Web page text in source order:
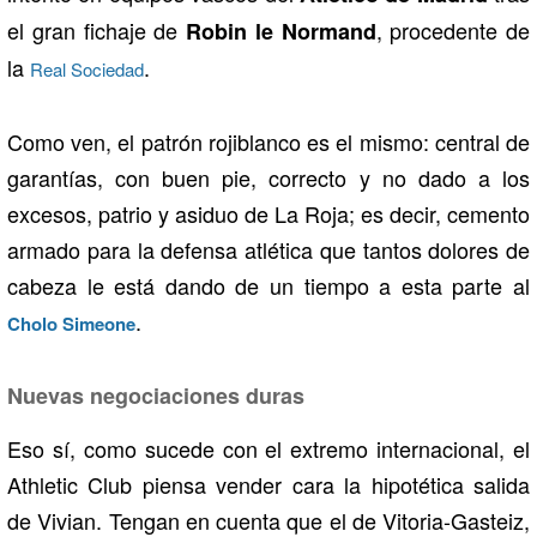
el gran fichaje de Robin le Normand, procedente de
la Real Sociedad.
Como ven, el patrón rojiblanco es el mismo: central de
garantías, con buen pie, correcto y no dado a los
excesos, patrio y asiduo de La Roja; es decir, cemento
armado para la defensa atlética que tantos dolores de
cabeza le está dando de un tiempo a esta parte al
Cholo Simeone.
Nuevas negociaciones duras
Eso sí, como sucede con el extremo internacional, el
Athletic Club piensa vender cara la hipotética salida
de Vivian. Tengan en cuenta que el de Vitoria-Gasteiz,